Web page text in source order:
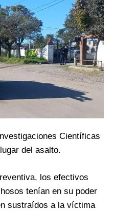
Científicas
del asalto.
los efectivos
tenían en su poder
sustraídos a la víctima